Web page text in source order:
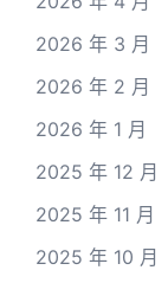
2026 年 3 月
2026 年 2 月
2026 年 1 月
2025 年 12 月
2025 年 11 月
2025 年 10 月